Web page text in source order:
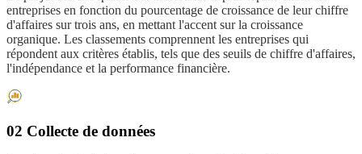
entreprises en fonction du pourcentage de croissance de leur chiffre
d'affaires sur trois ans, en mettant l'accent sur la croissance
organique. Les classements comprennent les entreprises qui
répondent aux critères établis, tels que des seuils de chiffre d'affaires,
l'indépendance et la performance financière.
02 Collecte de données